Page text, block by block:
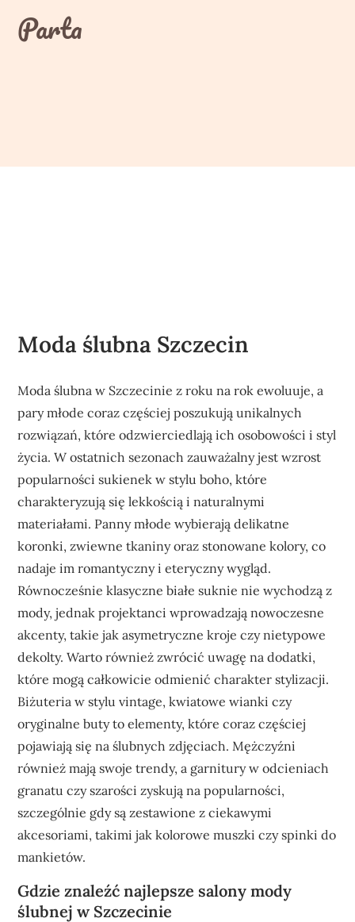
contentParta
Moda ślubna Szczecin
Moda ślubna w Szczecinie z roku na rok ewoluuje, a
pary młode coraz częściej poszukują unikalnych
rozwiązań, które odzwierciedlają ich osobowości i styl
życia. W ostatnich sezonach zauważalny jest wzrost
popularności sukienek w stylu boho, które
charakteryzują się lekkością i naturalnymi
materiałami. Panny młode wybierają delikatne
koronki, zwiewne tkaniny oraz stonowane kolory, co
nadaje im romantyczny i eteryczny wygląd.
Równocześnie klasyczne białe suknie nie wychodzą z
mody, jednak projektanci wprowadzają nowoczesne
akcenty, takie jak asymetryczne kroje czy nietypowe
dekolty. Warto również zwrócić uwagę na dodatki,
które mogą całkowicie odmienić charakter stylizacji.
Biżuteria w stylu vintage, kwiatowe wianki czy
oryginalne buty to elementy, które coraz częściej
pojawiają się na ślubnych zdjęciach. Mężczyźni
również mają swoje trendy, a garnitury w odcieniach
granatu czy szarości zyskują na popularności,
szczególnie gdy są zestawione z ciekawymi
akcesoriami, takimi jak kolorowe muszki czy spinki do
mankietów.
Gdzie znaleźć najlepsze salony mody
ślubnej w Szczecinie